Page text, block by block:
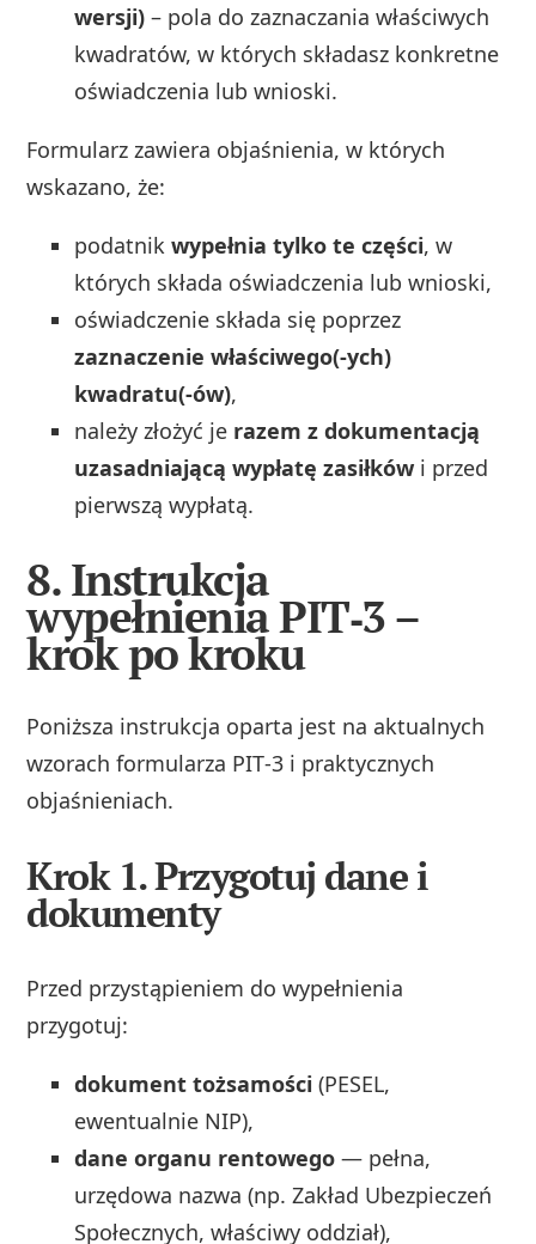
wersji) – pola do zaznaczania właściwych
kwadratów, w których składasz konkretne
oświadczenia lub wnioski.
Formularz zawiera objaśnienia, w których
wskazano, że:
podatnikwypełnia tylko te części, w
których składa oświadczenia lub wnioski,
oświadczenie składa się poprzez
zaznaczenie właściwego(-ych)
kwadratu(-ów),
należy złożyć je razem z dokumentacją
uzasadniającą wypłatę zasiłków i przed
pierwszą wypłatą.
8. Instrukcja
wypełnienia PIT‑3 –
krok po kroku
Poniższa instrukcja oparta jest na aktualnych
wzorach formularza PIT‑3 i praktycznych
objaśnieniach.
Krok 1. Przygotuj dane i
dokumenty
Przed przystąpieniem do wypełnienia
przygotuj:
dokument tożsamości (PESEL,
ewentualnie NIP),
dane organu rentowego — pełna,
urzędowa nazwa (np. Zakład Ubezpieczeń
Społecznych, właściwy oddział),